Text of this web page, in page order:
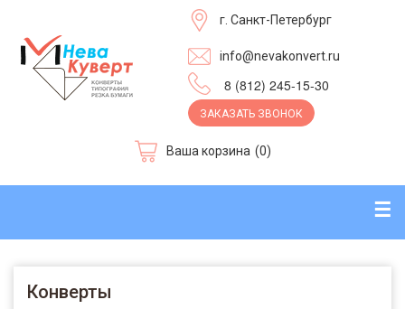
г. Санкт-Петербург
info@nevakonvert.ru
8 (812) 245-15-30
ЗАКАЗАТЬ ЗВОНОК
Ваша корзина (0)
☰
Конверты